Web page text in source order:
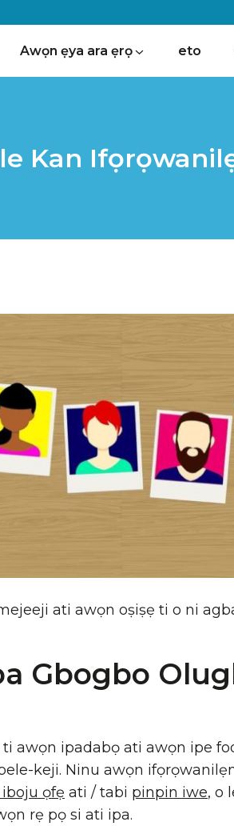
Awọn ẹya ara ẹrọ eto
Kan
ati awọn oṣiṣẹ ti o ni
Gbogbo
ti awọn ipadabọ ati awọn ipe
keji. Ninu awọn
ọfẹ ati / tabi pinpin iwe, o
rẹ pọ si ati ipa.